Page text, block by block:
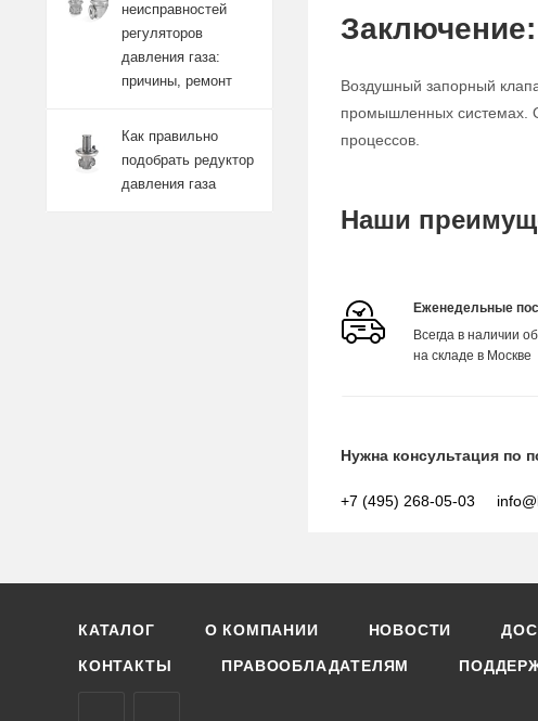
Заключение:
Воздушный запорный
промышленных системах.
процессов.
Наши
Еженедельные
Всегда в наличии
на складе в Москве
Нужна консультация по
+7 (495) 268-05-03
неисправностей
регуляторов
давления газа:
причины, ремонт
Как правильно
подобрать редуктор
давления газа
КАТАЛОГ О КОМПАНИИ НОВОСТИ
КОНТАКТЫ ПРАВООБЛАДАТЕЛЯМ